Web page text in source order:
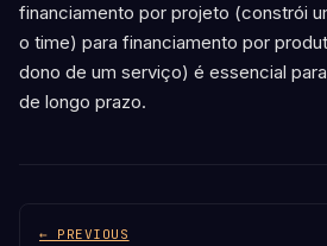
financiamento por projeto (constrói
o time) para financiamento por
dono de um serviço) é essencial
de longo prazo.
← PREVIOUS